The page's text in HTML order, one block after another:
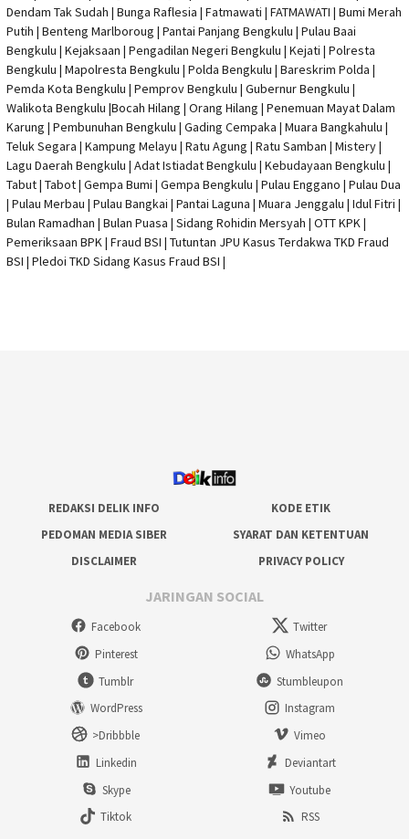
Dendam Tak Sudah | Bunga Raflesia | Fatmawati | FATMAWATI | Bumi Merah
Putih | Benteng Marlboroug | Pantai Panjang Bengkulu | Pulau Baai
Bengkulu | Kejaksaan | Pengadilan Negeri Bengkulu | Kejati | Polresta
Bengkulu | Mapolresta Bengkulu | Polda Bengkulu | Bareskrim Polda |
Pemda Kota Bengkulu | Pemprov Bengkulu | Gubernur Bengkulu |
Walikota Bengkulu |Bocah Hilang | Orang Hilang | Penemuan Mayat Dalam
Karung | Pembunuhan Bengkulu | Gading Cempaka | Muara Bangkahulu |
Teluk Segara | Kampung Melayu | Ratu Agung | Ratu Samban | Mistery |
Lagu Daerah Bengkulu | Adat Istiadat Bengkulu | Kebudayaan Bengkulu |
Tabut | Tabot | Gempa Bumi | Gempa Bengkulu | Pulau Enggano | Pulau Dua
| Pulau Merbau | Pulau Bangkai | Pantai Laguna | Muara Jenggalu | Idul Fitri |
Bulan Ramadhan | Bulan Puasa | Sidang Rohidin Mersyah | OTT KPK|
Pemeriksaan BPK | Fraud BSI | Tutuntan JPU Kasus Terdakwa TKD Fraud
BSI | Pledoi TKD Sidang Kasus Fraud BSI |
REDAKSI DELIK INFO
KODE ETIK
PEDOMAN MEDIA SIBER
SYARAT DAN KETENTUAN
DISCLAIMER
PRIVACY POLICY
JARINGAN SOCIAL
Facebook
Twitter
Pinterest
WhatsApp
Tumblr
Stumbleupon
WordPress
Instagram
>Dribbble
Vimeo
Linkedin
Deviantart
Skype
Youtube
Tiktok
RSS